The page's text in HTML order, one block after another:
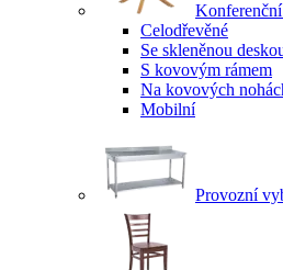
Celodřevěné
Se skleněnou
S kovovým rámem
Na kovových
Mobilní
Provozní